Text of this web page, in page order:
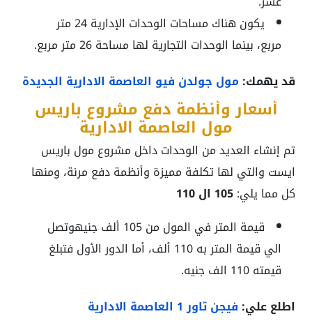
يكون هناك مساحات الوحدات الإدارية 24 متر
مربع، بينما الوحدات التجارية لها مساحة 26 متر مربع.
قد يهمك:مول جولدن فيو العاصمة الادارية الجديدة
أسعار وأنظمة دفع مشروع باريس
مول العاصمة الادارية
تم إنشاء العديد من الوحدات داخل مشروع مول باريس
ايست والتي لها تكلفة مميزة وأنظمة دفع مرنة، ومنها
كل مما يلي:
قيمة المتر في المول من 105 ألف جنيهوتصل
الي قيمة المتر به 110 ألف، أما الدور الأول فتبلغ
قيمته 110 الف جنيه.
اطلع علي: فيجن تاور 1 العاصمة الادارية